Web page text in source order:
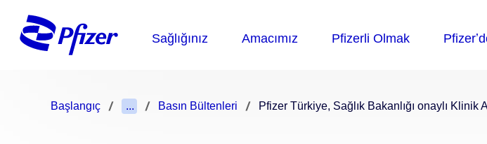
Başlangıç ... Basın Bültenleri Pfizer Türkiye, Sağlık Bakanlığı onaylı Klinik